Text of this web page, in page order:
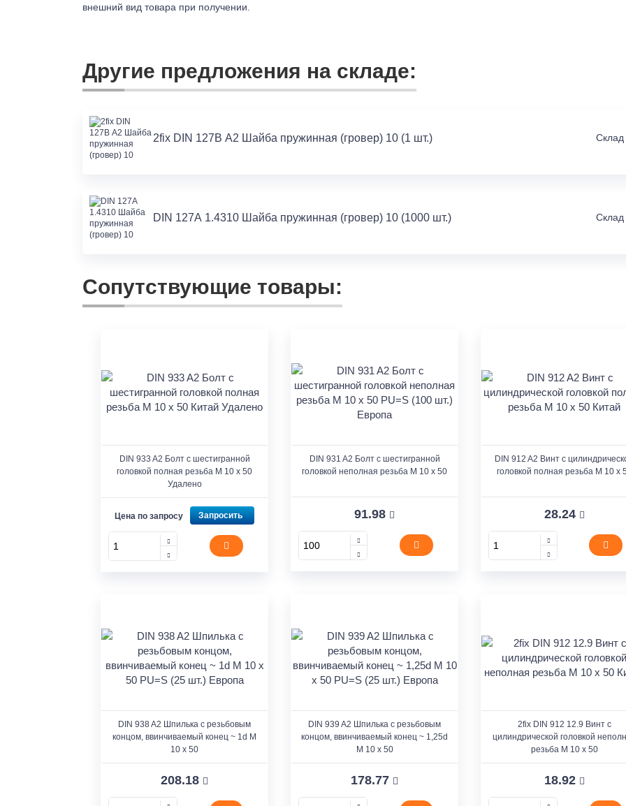
внешний вид товара при получении.
Другие предложения на складе:
2fix DIN 127В А2 Шайба пружинная (гровер) 10 (1 шт.)
DIN 127А 1.4310 Шайба пружинная (гровер) 10 (1000 шт.)
Сопутствующие товары:
DIN 933 A2 Болт с шестигранной
головкой полная резьба М 10 х 50
Удалено
Цена по запросу Запросить
DIN 931 A2 Болт с шестигранной
головкой неполная резьба M 10 x 50
91.98
DIN 912 A2 Винт с
головкой полная резьба M 10 x
28.24
DIN 938 A2 Шпилька с резьбовым
концом, ввинчиваемый конец ~ 1d M
10 x 50
208.18
DIN 939 A2 Шпилька с резьбовым
концом, ввинчиваемый конец ~ 1,25d
M 10 x 50
178.77
2fix DIN 912 12.9 Винт с
цилиндрической головкой
резьба M 10 x 50
18.92